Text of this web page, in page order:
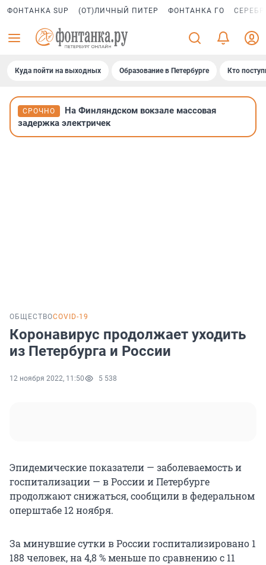
ФОНТАНКА SUP (ОТ)ЛИЧНЫЙ ПИТЕР ФОНТАНКА ГО
Куда пойти на выходных Образование в Петербурге Кто
СРОЧНО
На Финляндском вокзале массовая
задержка электричек
ОБЩЕСТВОCOVID-19
Коронавирус продолжает уходить
из Петербурга и России
12 ноября 2022, 11:50 5 538
Эпидемические показатели — заболеваемость и
госпитализации — в России и Петербурге
продолжают снижаться, сообщили в федеральном
оперштабе 12 ноября.
За минувшие сутки в России госпитализировано 1
188 человек, на 4,8 % меньше по сравнению с 11